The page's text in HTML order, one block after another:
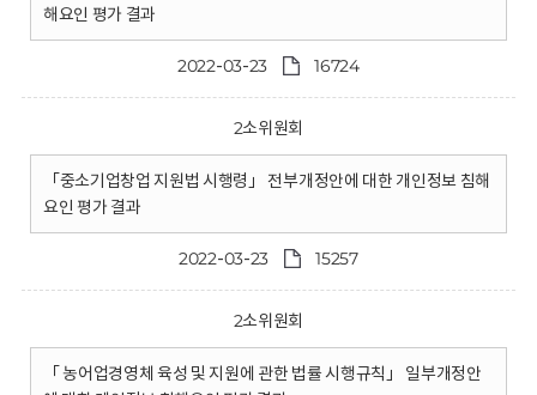
해요인 평가 결과
2022-03-23 16724
2소위원회
「중소기업창업 지원법 시행령」 전부개정안에 대한 개인정보 침해
요인 평가 결과
2022-03-23 15257
2소위원회
「 농어업경영체 육성 및 지원에 관한 법률 시행규칙」 일부개정안